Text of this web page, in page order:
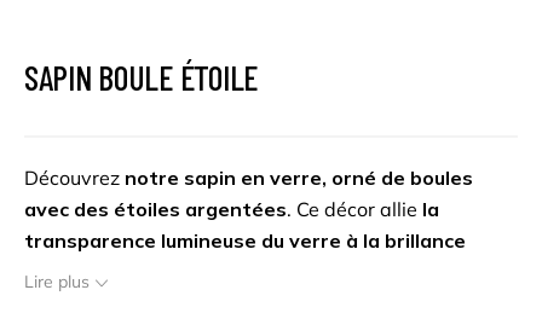
SAPIN BOULE ÉTOILE
Découvrez notre sapin en verre, orné de boules
avec des étoiles argentées. Ce décor allie la
transparence lumineuse du verre à la brillance
subtile des accents argentés
Lire plus